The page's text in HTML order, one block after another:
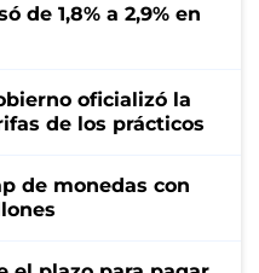
de 1,8% a 2,9% en
oficializó la
de los prácticos
de monedas con